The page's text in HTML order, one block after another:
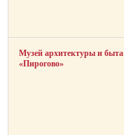
Музей архитектуры и быта
«Пирогово»